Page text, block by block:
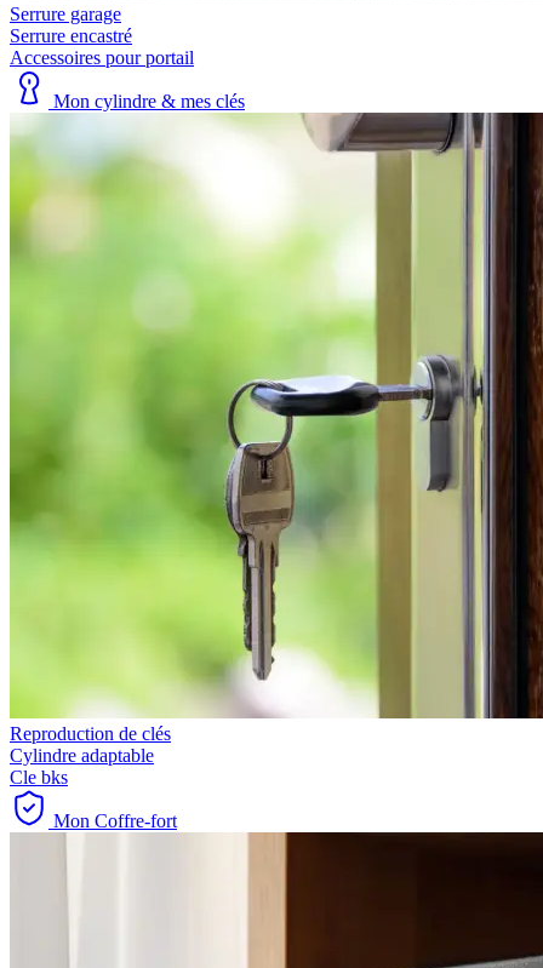
Serrure garage
Serrure encastré
Accessoires pour portail
Mon cylindre & mes clés
Reproduction de clés
Cylindre adaptable
Cle bks
Mon Coffre-fort